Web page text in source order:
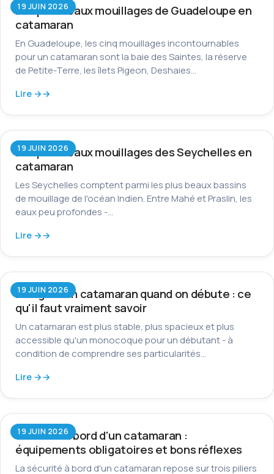
19 JUIN 2026
Les plus beaux mouillages de Guadeloupe en
catamaran
En Guadeloupe, les cinq mouillages incontournables
pour un catamaran sont la baie des Saintes, la réserve
de Petite-Terre, les îlets Pigeon, Deshaies…
Lire →
19 JUIN 2026
Les plus beaux mouillages des Seychelles en
catamaran
Les Seychelles comptent parmi les plus beaux bassins
de mouillage de l'océan Indien. Entre Mahé et Praslin, les
eaux peu profondes -…
Lire →
19 JUIN 2026
Naviguer en catamaran quand on débute : ce
qu'il faut vraiment savoir
Un catamaran est plus stable, plus spacieux et plus
accessible qu'un monocoque pour un débutant - à
condition de comprendre ses particularités…
Lire →
19 JUIN 2026
Sécurité à bord d'un catamaran :
équipements obligatoires et bons réflexes
La sécurité à bord d'un catamaran repose sur trois piliers